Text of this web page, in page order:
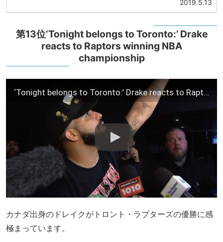
2019.5.13
第13位‘Tonight belongs to Toronto:’ Drake
reacts to Raptors winning NBA
championship
‘Tonight belongs to Toronto:’ Drake reacts to Raptors winning NBA championship
カナダ出身のドレイクがトロント・ラプターズの優勝に感
極まっています。